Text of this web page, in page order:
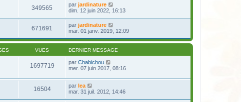
349565 par jardinature
dim. 12 juin 2022, 16:13
671691 par jardinature
mar. 01 janv. 2019, 12:09
VUES DERNIER MESSAGE
1697719 par Chabichou
mer. 07 juin 2017, 08:16
16504 par lea
mar. 31 juil. 2012, 14:46